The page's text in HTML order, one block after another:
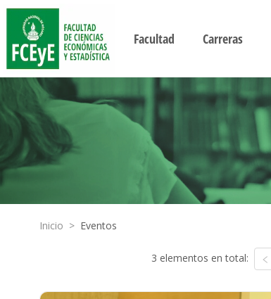
Facultad Carreras
Inicio > Eventos
3 elementos en total: